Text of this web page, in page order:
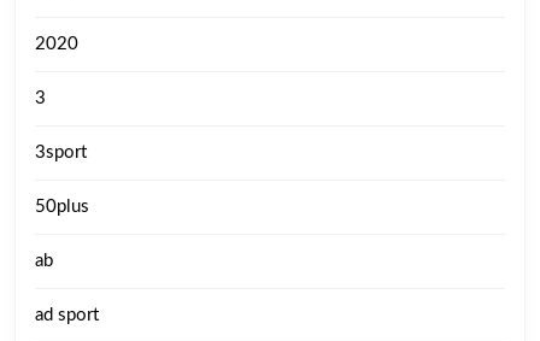
2020
3
3sport
50plus
ab
ad sport